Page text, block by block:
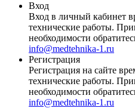
Вход
Вход в личный кабинет
технические работы.
необходимости
info@medtehnika-1.ru
Регистрация
Регистрация на сайте
технические работы.
необходимости
info@medtehnika-1.ru